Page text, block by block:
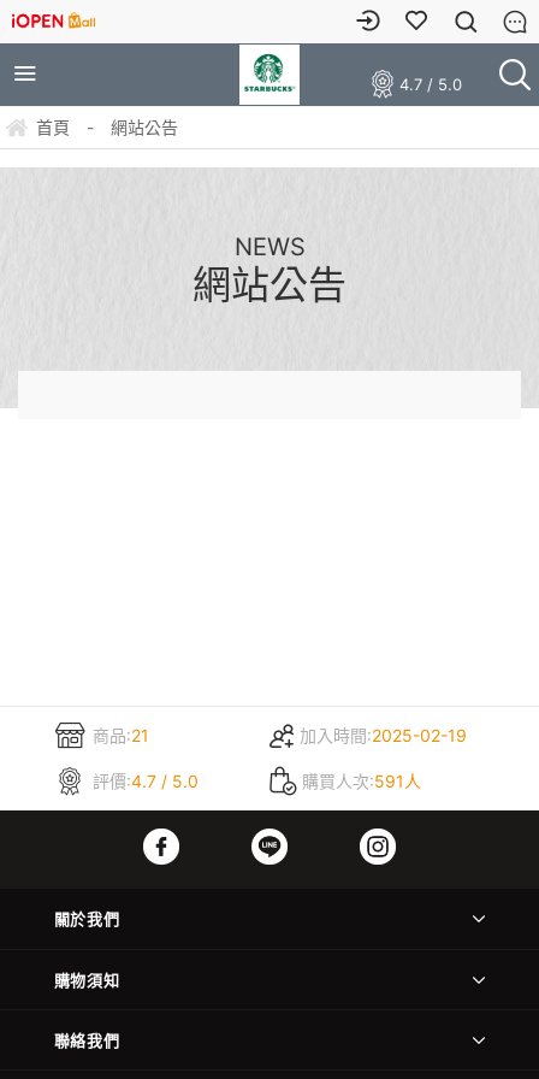
4.7 / 5.0
首頁 - 網站公告
NEWS
網站公告
商品:21 加入時間:2025-02-19
評價:4.7 / 5.0 購買人次:591人
關於我們
購物須知
聯絡我們